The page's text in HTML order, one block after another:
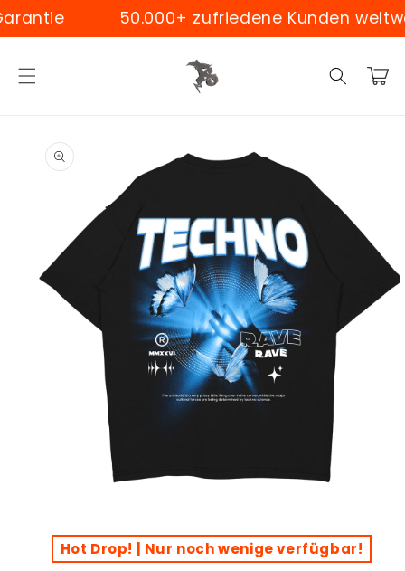
Skip to
content
50.000+ zufriedene Kunden weltweit
Cart
product
information
modal
Hot Drop! | Nur noch wenige verfügbar!